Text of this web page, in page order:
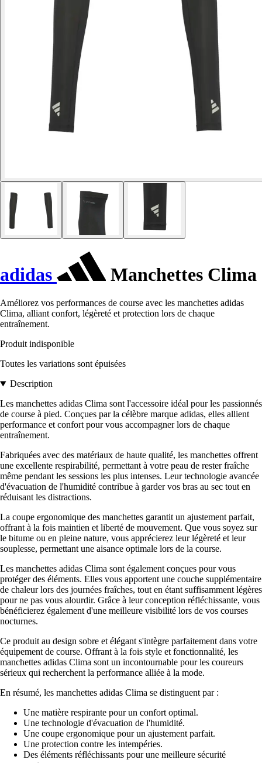
adidas Manchettes Clima
Améliorez vos performances de course avec les manchettes adidas
Clima, alliant confort, légèreté et protection lors de chaque
entraînement.
Produit indisponible
Toutes les variations sont épuisées
Description
Les manchettes adidas Clima sont l'accessoire idéal pour les passionnés
de course à pied. Conçues par la célèbre marque adidas, elles allient
performance et confort pour vous accompagner lors de chaque
entraînement.
Fabriquées avec des matériaux de haute qualité, les manchettes offrent
une excellente respirabilité, permettant à votre peau de rester fraîche
même pendant les sessions les plus intenses. Leur technologie avancée
d'évacuation de l'humidité contribue à garder vos bras au sec tout en
réduisant les distractions.
La coupe ergonomique des manchettes garantit un ajustement parfait,
offrant à la fois maintien et liberté de mouvement. Que vous soyez sur
le bitume ou en pleine nature, vous apprécierez leur légèreté et leur
souplesse, permettant une aisance optimale lors de la course.
Les manchettes adidas Clima sont également conçues pour vous
protéger des éléments. Elles vous apportent une couche supplémentaire
de chaleur lors des journées fraîches, tout en étant suffisamment légères
pour ne pas vous alourdir. Grâce à leur conception réfléchissante, vous
bénéficierez également d'une meilleure visibilité lors de vos courses
nocturnes.
Ce produit au design sobre et élégant s'intègre parfaitement dans votre
équipement de course. Offrant à la fois style et fonctionnalité, les
manchettes adidas Clima sont un incontournable pour les coureurs
sérieux qui recherchent la performance alliée à la mode.
En résumé, les manchettes adidas Clima se distinguent par :
Une matière respirante pour un confort optimal.
Une technologie d'évacuation de l'humidité.
Une coupe ergonomique pour un ajustement parfait.
Une protection contre les intempéries.
Des éléments réfléchissants pour une meilleure sécurité